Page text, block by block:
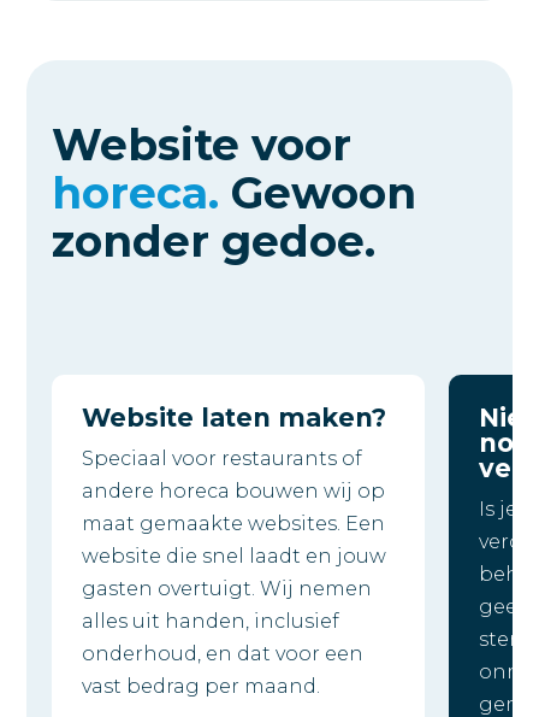
Website voor
horeca. Gewoon
zonder gedoe.
Website laten maken?
Speciaal voor restaurants of
andere horeca bouwen wij op
maat gemaakte websites. Een
website die snel laadt en jouw
gasten overtuigt. Wij nemen
alles uit handen, inclusief
onderhoud, en dat voor een
vast bedrag per maand.
Is je